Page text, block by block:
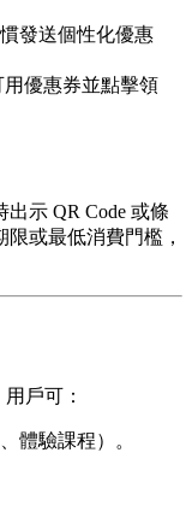
發送個性化優惠
用優惠券並點擊領
示 QR Code 或條
或最低消費門檻，
戶可：
體驗課程）。